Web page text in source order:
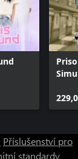
Příslušenství pro
standardy